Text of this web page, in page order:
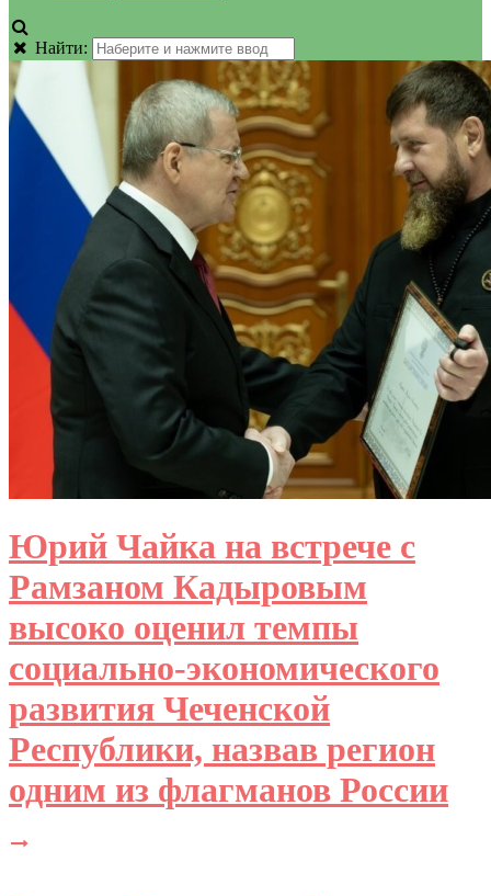
Найти:
Юрий Чайка на встрече с
Рамзаном Кадыровым
высоко оценил темпы
социально-экономического
развития Чеченской
Республики, назвав регион
одним из флагманов России